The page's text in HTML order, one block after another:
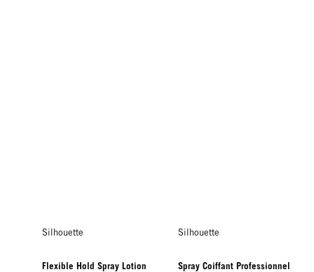
Silhouette
Flexible Hold Spray Lotion
Silhouette
Spray Coiffant Professionnel